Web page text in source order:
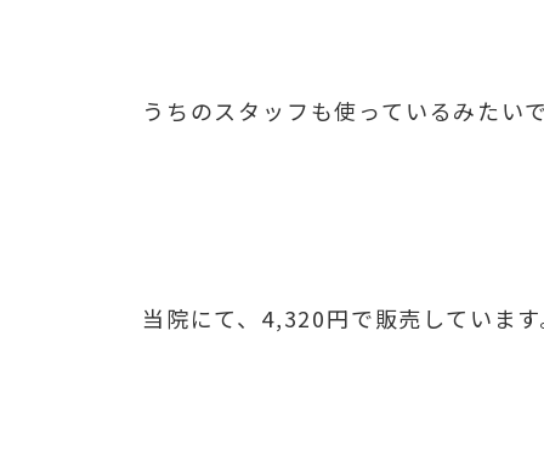
うちのスタッフも使っているみたいで
当院にて、4,320円で販売しています